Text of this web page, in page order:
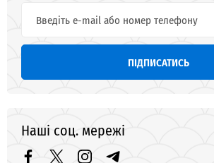
ПІДПИСАТИСЬ
Наші соц. мережі